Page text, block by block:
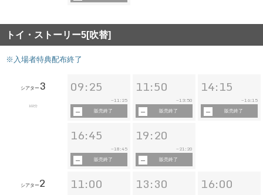
トイ・ストーリー5[吹替]
※入場者特典配布終了
シアター 3
102分
09:25
~11:25
販売終了
11:50
~13:50
販売終了
14:15
~16:15
販売終了
16:45
~18:45
販売終了
19:20
~ 21:20
販売終了
シアター2 11:00 13:30 16:00